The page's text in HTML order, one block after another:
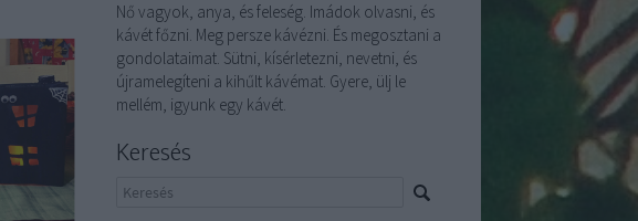
Nő vagyok, anya, és feleség. Imádok olvasni, és
kávét főzni. Meg persze kávézni. És megosztani a
gondolataimat. Sütni, kísérletezni, nevetni, és
újramelegíteni a kihűlt kávémat. Gyere, ülj le
mellém, igyunk egy kávét.
Keresés